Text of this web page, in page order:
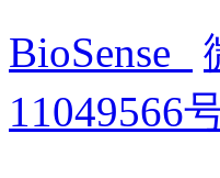
BioSense
11049566